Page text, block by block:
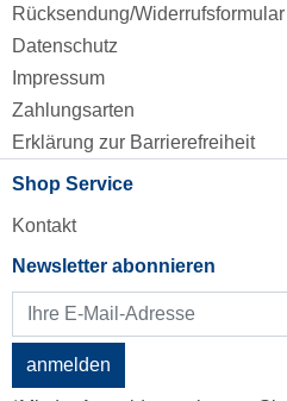
Rücksendung/Widerrufsformular
Datenschutz
Impressum
Zahlungsarten
Erklärung zur Barrierefreiheit
Shop Service
Kontakt
Newsletter abonnieren
anmelden